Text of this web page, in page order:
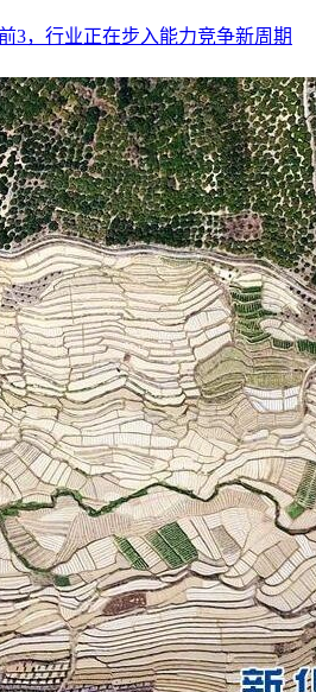
3，行业正在步入能力竞争新周期